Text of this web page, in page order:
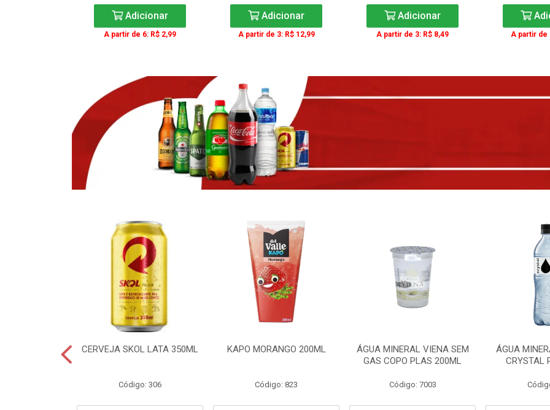
Adicionar
A partir de 6: R$ 2,99
Adicionar
A partir de 3: R$ 12,99
Adicionar
A partir de 3: R$ 8,49 A partir de
CERVEJA SKOL LATA 350ML
Código: 306
KAPO MORANGO 200ML
Código: 823
ÁGUA MINERAL VIENA SEM
GAS COPO PLAS 200ML
Código: 7003
ÁGUA
CRYSTAL